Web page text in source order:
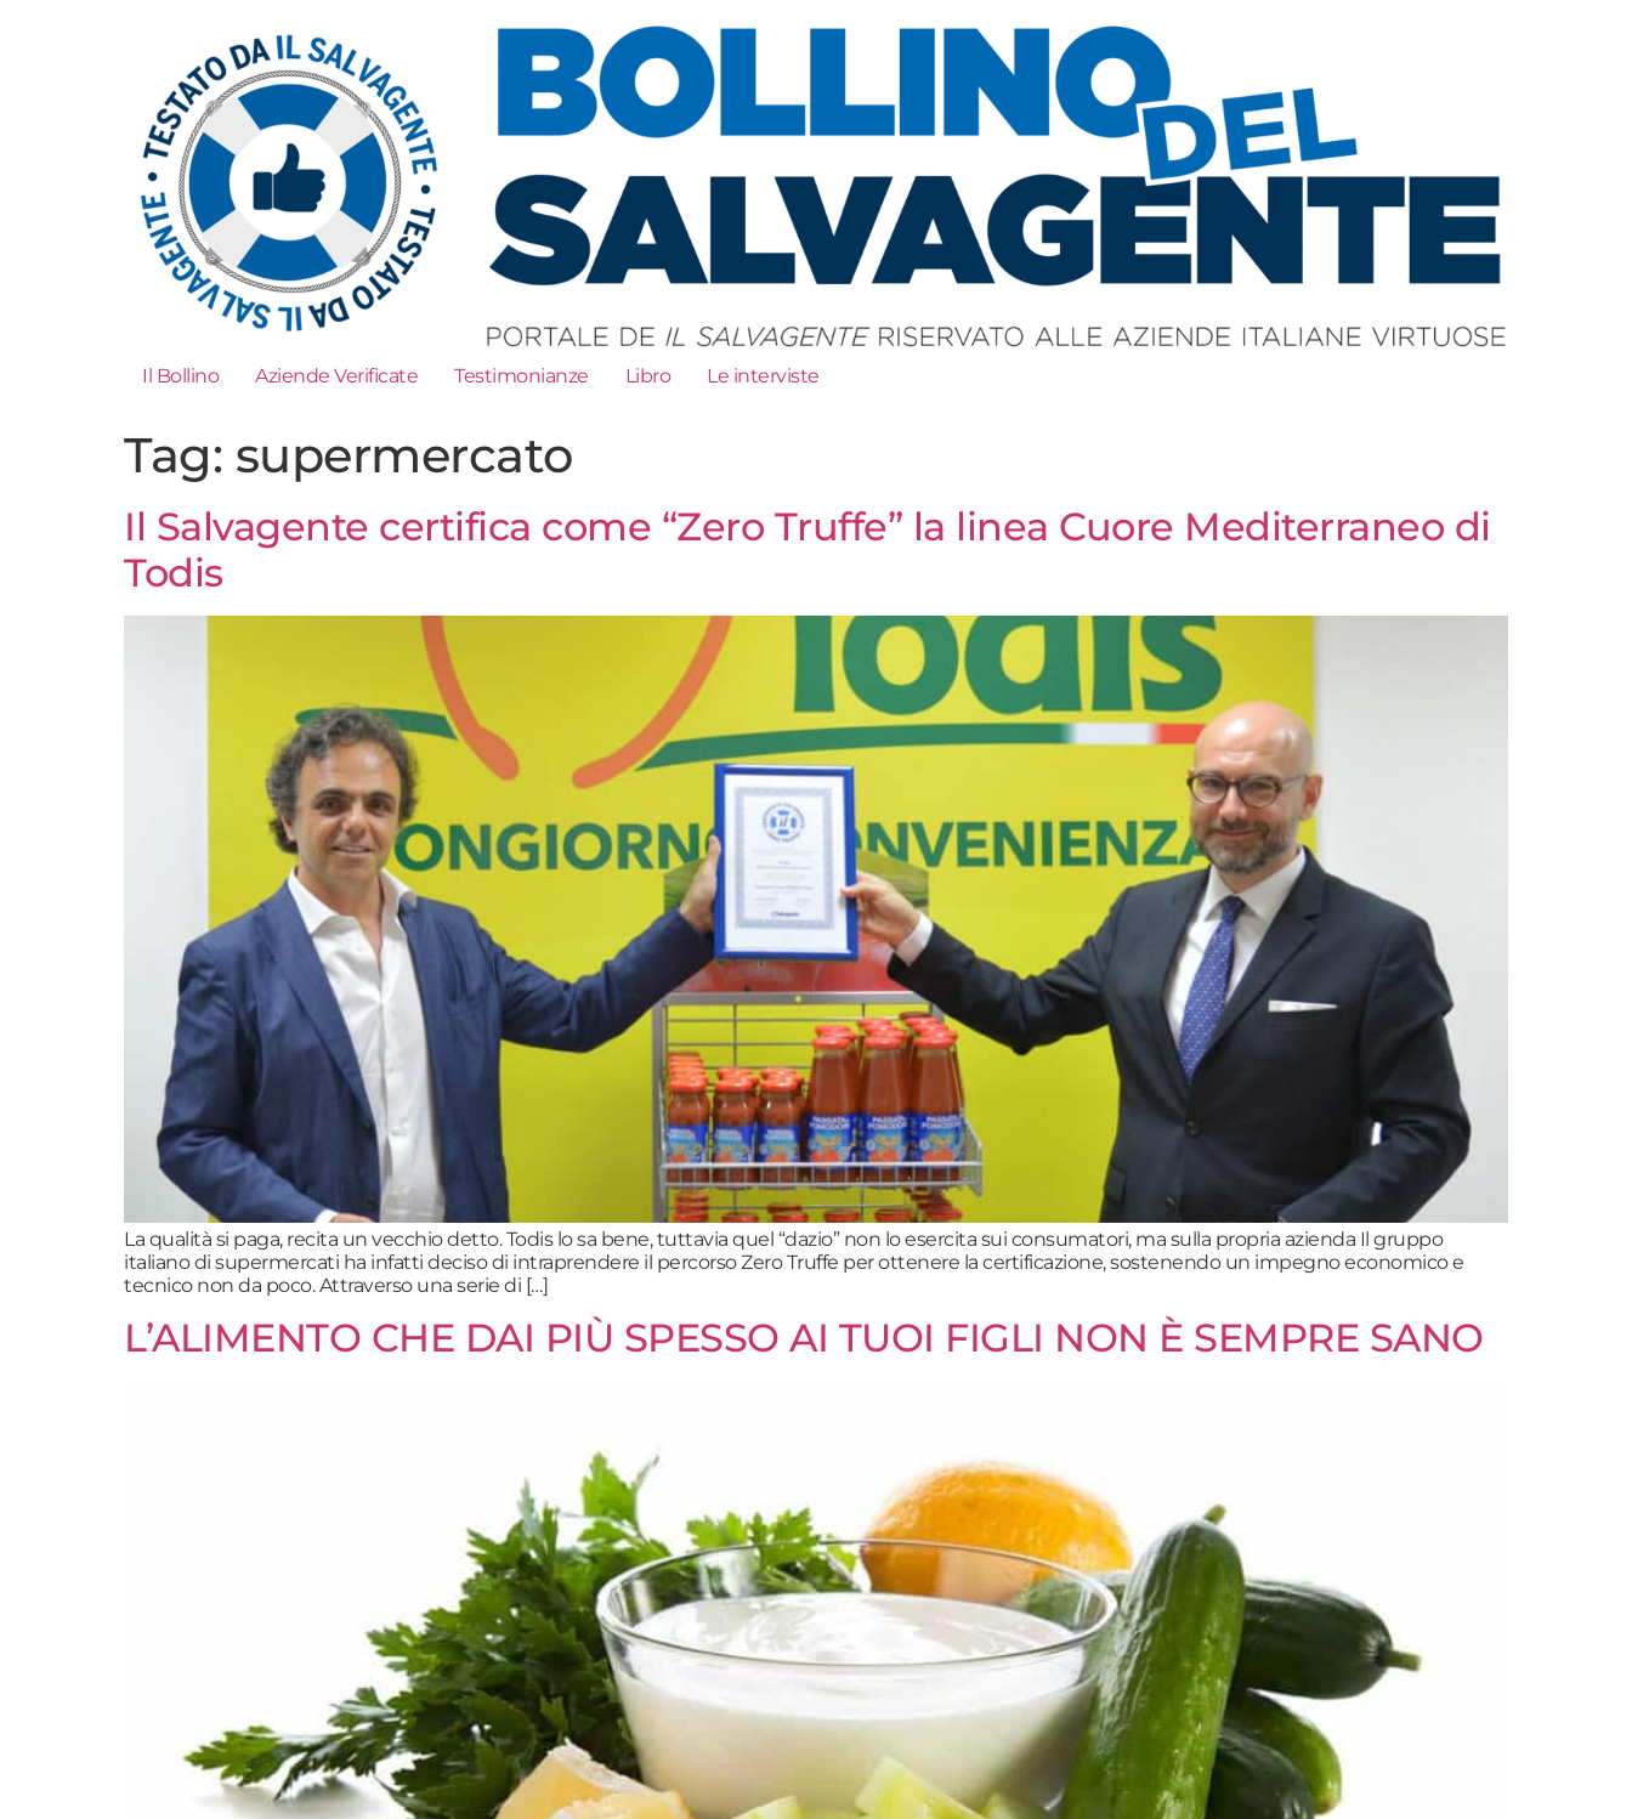
Il Bollino Aziende Verificate Testimonianze Libro Le interviste
Tag: supermercato
Il Salvagente certifica come “Zero Truffe” la linea Cuore Mediterraneo di
Todis
La qualità si paga, recita un vecchio detto. Todis lo sa bene, tuttavia quel “dazio” non lo esercita sui consumatori, ma sulla propria azienda Il gruppo
italiano di supermercati ha infatti deciso di intraprendere il percorso Zero Truffe per ottenere la certificazione, sostenendo un impegno economico e
tecnico non da poco. Attraverso una serie di […]
L’ALIMENTO CHE DAI PIÙ SPESSO AI TUOI FIGLI NON È SEMPRE SANO